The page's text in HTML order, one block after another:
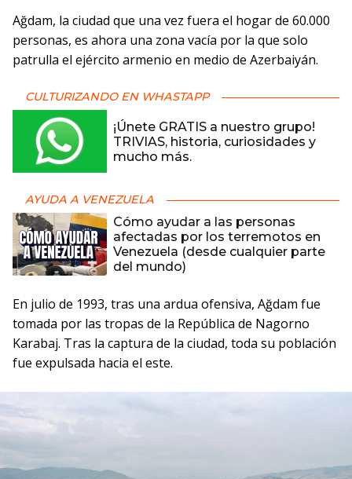
Ağdam, la ciudad que una vez fuera el hogar de 60.000
personas, es ahora una zona vacía por la que solo
patrulla el ejército armenio en medio de Azerbaiyán.
CULTURIZANDO EN WHASTAPP
¡Únete GRATIS a nuestro grupo!
TRIVIAS, historia, curiosidades y
mucho más.
AYUDA A VENEZUELA
Cómo ayudar a las personas
afectadas por los terremotos en
Venezuela (desde cualquier parte
del mundo)
En julio de 1993, tras una ardua ofensiva, Ağdam fue
tomada por las tropas de la República de Nagorno
Karabaj. Tras la captura de la ciudad, toda su población
fue expulsada hacia el este.